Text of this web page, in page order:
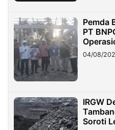
Pemda
PT
04/08/
IRGW
Soroti